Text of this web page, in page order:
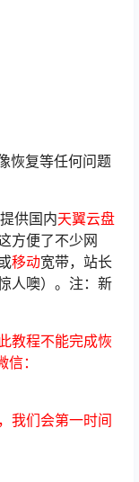
恢复等任何问题
供国内天翼云盘
方便了不少网
移动宽带，站长
人噢）。注：新
教程不能完成恢
：
我们会第一时间